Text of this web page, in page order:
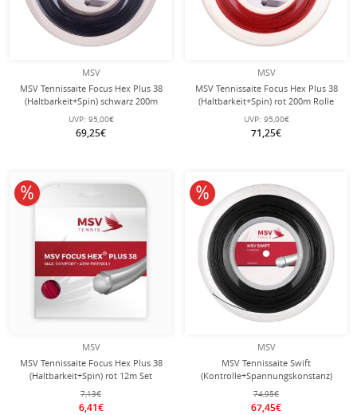
MSV
MSV Tennissaite Focus Hex Plus 38
(Haltbarkeit+Spin) schwarz 200m
Rolle
UVP: 95,00€
69,25€
MSV
MSV Tennissaite Focus Hex Plus 38
(Haltbarkeit+Spin) rot 200m Rolle
UVP: 95,00€
71,25€
MSV
MSV Tennissaite Focus Hex Plus 38
(Haltbarkeit+Spin) rot 12m Set
7,13€
6,41€
10% reduziert
MSV
MSV Tennissaite Swift
(Kontrolle+Spannungskonstanz)
schwarz 200m Rolle
74,95€
67,45€
10% reduziert